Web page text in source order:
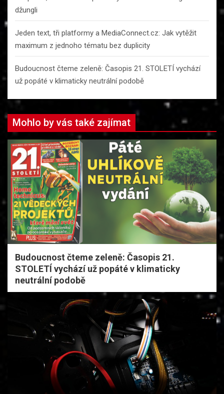
džungli
Jeden text, tři platformy a MediaConnect.cz: Jak vytěžit
maximum z jednoho tématu bez duplicity
Budoucnost čteme zeleně: Časopis 21. STOLETÍ vychází
už popáté v klimaticky neutrální podobě
Mohlo by vás také zajímat
Budoucnost čteme zeleně: Časopis 21.
STOLETÍ vychází už popáté v klimaticky
neutrální podobě